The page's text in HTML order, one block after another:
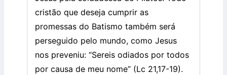
cristão que deseja cumprir as
promessas do Batismo também será
perseguido pelo mundo, como Jesus
nos preveniu: “Sereis odiados por todos
por causa de meu nome” (Lc 21,17-19).